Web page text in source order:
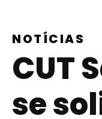
NOTÍCIAS
CUT
se